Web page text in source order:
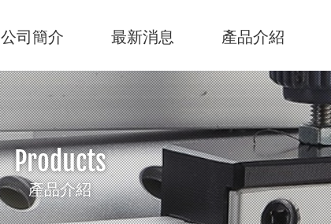
公司簡介 最新消息 產品介紹
Products
產品介紹